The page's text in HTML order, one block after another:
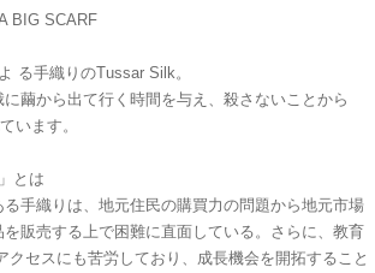
BIG SCARF
る手織りのTussar Silk。
繭から出て行く時間を与え、殺さないことから
います。
とは
手織りは、地元住民の購買力の問題から地元市場
販売する上で困難に直面している。さらに、教育
クセスにも苦労しており、成長機会を開拓すること